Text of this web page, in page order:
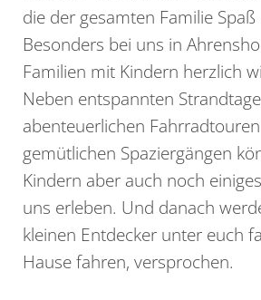
die der gesamten Familie
Besonders bei uns in
Familien mit Kindern herzlich
Neben entspannten
abenteuerlichen
gemütlichen Spaziergängen
Kindern aber auch noch
uns erleben. Und danach
kleinen Entdecker unter euch
Hause fahren, versprochen.